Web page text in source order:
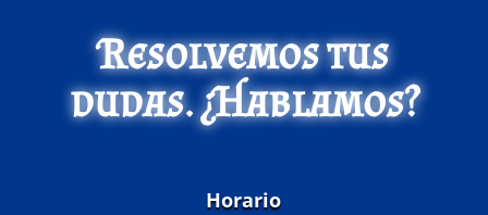
Resolvemos tus
dudas. ¿Hablamos?
Horario